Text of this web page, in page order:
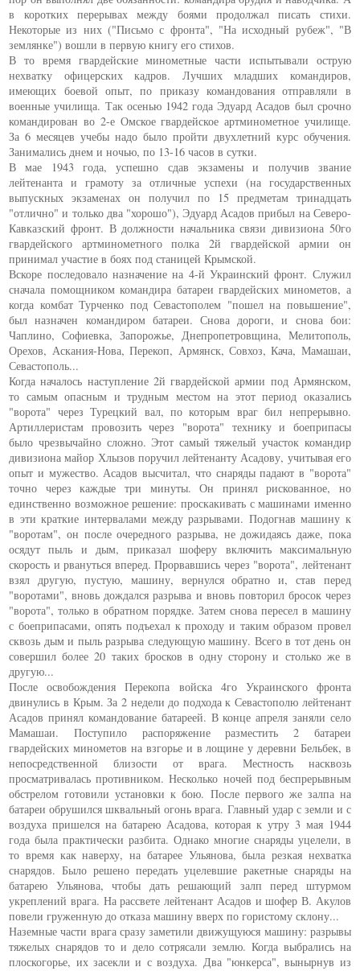
в коротких перерывах между боями продолжал писать стихи.
Некоторые из них ("Письмо с фронта", "На исходный рубеж", "В
землянке") вошли в первую книгу его стихов.
В то время гвардейские минометные части испытывали острую
нехватку офицерских кадров. Лучших младших командиров,
имеющих боевой опыт, по приказу командования отправляли в
военные училища. Так осенью 1942 года Эдуард Асадов был срочно
командирован во 2-е Омское гвардейское артминометное училище.
За 6 месяцев учебы надо было пройти двухлетний курс обучения.
Занимались днем и ночью, по 13-16 часов в сутки.
В мае 1943 года, успешно сдав экзамены и получив звание
лейтенанта и грамоту за отличные успехи (на государственных
выпускных экзаменах он получил по 15 предметам тринадцать
"отлично" и только два "хорошо"), Эдуард Асадов прибыл на Северо-
Кавказский фронт. В должности начальника связи дивизиона 50го
гвардейского артминометного полка 2й гвардейской армии он
принимал участие в боях под станицей Крымской.
Вскоре последовало назначение на 4-й Украинский фронт. Служил
сначала помощником командира батареи гвардейских минометов, а
когда комбат Турченко под Севастополем "пошел на повышение",
был назначен командиром батареи. Снова дороги, и снова бои:
Чаплино, Софиевка, Запорожье, Днепропетровщина, Мелитополь,
Орехов, Аскания-Нова, Перекоп, Армянск, Совхоз, Кача, Мамашаи,
Севастополь...
Когда началось наступление 2й гвардейской армии под Армянском,
то самым опасным и трудным местом на этот период оказались
"ворота" через Турецкий вал, по которым враг бил непрерывно.
Артиллеристам провозить через "ворота" технику и боеприпасы
было чрезвычайно сложно. Этот самый тяжелый участок командир
дивизиона майор Хлызов поручил лейтенанту Асадову, учитывая его
опыт и мужество. Асадов высчитал, что снаряды падают в "ворота"
точно через каждые три минуты. Он принял рискованное, но
единственно возможное решение: проскакивать с машинами именно
в эти краткие интервалами между разрывами. Подогнав машину к
"воротам", он после очередного разрыва, не дожидаясь даже, пока
осядут пыль и дым, приказал шоферу включить максимальную
скорость и рвануться вперед. Прорвавшись через "ворота", лейтенант
взял другую, пустую, машину, вернулся обратно и, став перед
"воротами", вновь дождался разрыва и вновь повторил бросок через
"ворота", только в обратном порядке. Затем снова пересел в машину
с боеприпасами, опять подъехал к проходу и таким образом провел
сквозь дым и пыль разрыва следующую машину. Всего в тот день он
совершил более 20 таких бросков в одну сторону и столько же в
другую...
После освобождения Перекопа войска 4го Украинского фронта
двинулись в Крым. За 2 недели до подхода к Севастополю лейтенант
Асадов принял командование батареей. В конце апреля заняли село
Мамашаи. Поступило распоряжение разместить 2 батареи
гвардейских минометов на взгорье и в лощине у деревни Бельбек, в
непосредственной близости от врага. Местность насквозь
просматривалась противником. Несколько ночей под беспрерывным
обстрелом готовили установки к бою. После первого же залпа на
батареи обрушился шквальный огонь врага. Главный удар с земли и с
воздуха пришелся на батарею Асадова, которая к утру 3 мая 1944
года была практически разбита. Однако многие снаряды уцелели, в
то время как наверху, на батарее Ульянова, была резкая нехватка
снарядов. Было решено передать уцелевшие ракетные снаряды на
батарею Ульянова, чтобы дать решающий залп перед штурмом
укреплений врага. На рассвете лейтенант Асадов и шофер В. Акулов
повели груженную до отказа машину вверх по гористому склону...
Наземные части врага сразу заметили движущуюся машину: разрывы
тяжелых снарядов то и дело сотрясали землю. Когда выбрались на
плоскогорье, их засекли и с воздуха. Два "юнкерса", вынырнув из